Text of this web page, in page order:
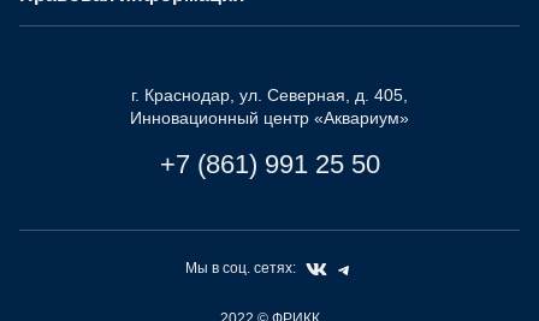
г. Краснодар, ул. Северная, д. 405,
Инновационный центр «Аквариум»
+7 (861) 991 25 50
Мы в соц. сетях: